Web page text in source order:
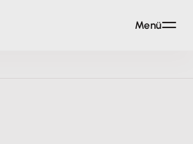
Menü